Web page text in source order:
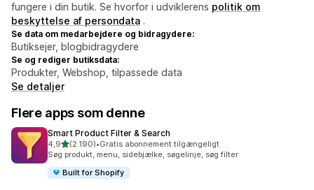
fungere i din butik. Se hvorfor i udviklerens politik om
beskyttelse af persondata .
Se data om medarbejdere og bidragydere:
Butiksejer, blogbidragydere
Se og rediger butiksdata:
Produkter, Webshop, tilpassede data
Se detaljer
Flere apps som denne
Smart Product Filter & Search
4,9ud af 5 stjerner
(2.190)
2190 anmeldelser i alt
•Gratis abonnement tilgængeligt
Søg produkt, menu, sidebjælke, søgelinje, søg filter
Built for Shopify